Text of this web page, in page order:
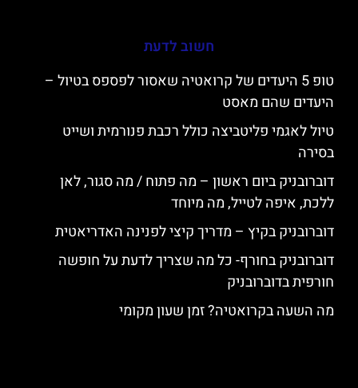
חשוב לדעת
טופ 5 היעדים של קרואטיה שאסור לפספס בטיול –
היעדים שהם מאסט
טיול לאגמי פליטביצה כולל רכבת פנורמית ושייט
בסירה
דוברובניק ביום ראשון – מה פתוח / מה סגור, לאן
ללכת, איפה לטייל, מה מיוחד
דוברובניק בקיץ – מדריך קיצי לפנינה האדריאטית
דוברובניק בחורף- כל מה שצריך לדעת על חופשה
חורפית בדוברובניק
מה השעה בקרואטיה? זמן שעון מקומי